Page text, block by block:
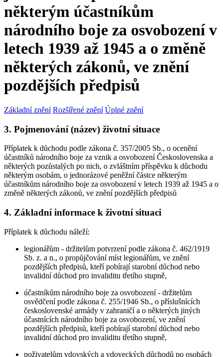
některým účastníkům
národního boje za osvobození v
letech 1939 až 1945 a o změně
některých zákonů, ve znění
pozdějších předpisů
Základní znění Rozšířené znění Úplné znění
3. Pojmenování (název) životní situace
Příplatek k důchodu podle zákona č. 357/2005 Sb., o ocenění
účastníků národního boje za vznik a osvobození Československa a
některých pozůstalých po nich, o zvláštním příspěvku k důchodu
některým osobám, o jednorázové peněžní částce některým
účastníkům národního boje za osvobození v letech 1939 až 1945 a o
změně některých zákonů, ve znění pozdějších předpisů
4. Základní informace k životní situaci
Příplatek k důchodu náleží:
legionářům - držitelům potvrzení podle zákona č. 462/1919
Sb. z. a n., o propůjčování míst legionářům, ve znění
pozdějších předpisů, kteří pobírají starobní důchod nebo
invalidní důchod pro invaliditu třetího stupně,
účastníkům národního boje za osvobození - držitelům
osvědčení podle zákona č. 255/1946 Sb., o příslušnících
československé armády v zahraničí a o některých jiných
účastnících národního boje za osvobození, ve znění
pozdějších předpisů, kteří pobírají starobní důchod nebo
invalidní důchod pro invaliditu třetího stupně,
poživatelům vdovských a vdoveckých důchodů po osobách